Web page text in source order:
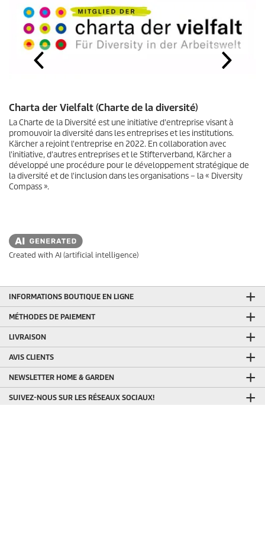
Charta der Vielfalt (Charte de la diversité)
La Charte de la Diversité est une initiative d'entreprise visant à
promouvoir la diversité dans les entreprises et les institutions.
Kärcher a rejoint l'entreprise en 2022. En collaboration avec
l'initiative, d'autres entreprises et le Stifterverband, Kärcher a
développé une procédure pour le développement stratégique de
la diversité et de l'inclusion dans les organisations – la « Diversity
Compass ».
Created with AI (artificial intelligence)
INFORMATIONS BOUTIQUE EN LIGNE
MÉTHODES DE PAIEMENT
LIVRAISON
AVIS CLIENTS
NEWSLETTER HOME & GARDEN
SUIVEZ-NOUS SUR LES RÉSEAUX SOCIAUX!